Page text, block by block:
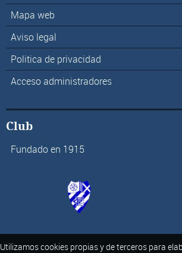
Mapa web
Aviso legal
Politica de privacidad
Acceso administradores
Club
Fundado en 1915
Utilizamos cookies propias y de terceros para